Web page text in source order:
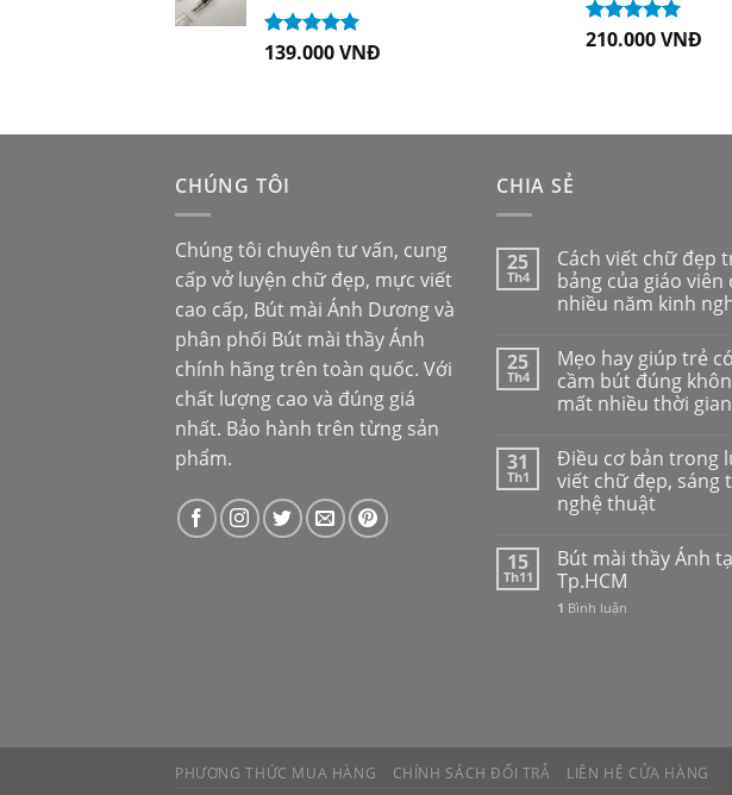
Được xếp
139.000VNĐ
Được xếp
210.000VNĐ
CHÚNG TÔI
Chúng tôi chuyên tư vấn, cung
cấp vở luyện chữ đẹp, mực viết
cao cấp, Bút mài Ánh Dươngvà
phân phối Bút mài thầy Ánh
chính hãng trên toàn quốc. Với
chất lượng cao và đúng giá
nhất. Bảo hành trên từng sản
phẩm.
CHIA SẺ
25
Th4
Cách viết chữ đẹp
bảng của giáo viên
nhiều năm kinh
25
Th4
Mẹo hay giúp trẻ
cầm bút đúng
mất nhiều thời gian
31
Th1
Điều cơ bản trong
viết chữ đẹp, sáng
nghệ thuật
15
Th11
Bút mài thầy Ánh
Tp.HCM
1 Bình luận
PHƯƠNG THỨC MUA HÀNG CHÍNH SÁCH ĐỔI TRẢ LIÊN HỆ CỬA HÀNG